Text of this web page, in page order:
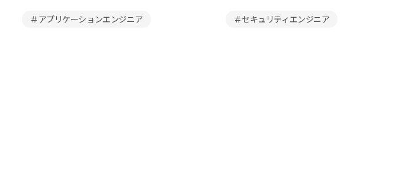
＃アプリケーションエンジニア ＃セキュリティエンジニア